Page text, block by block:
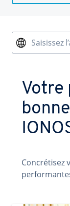
Saisissez
Votre
Concrétisez